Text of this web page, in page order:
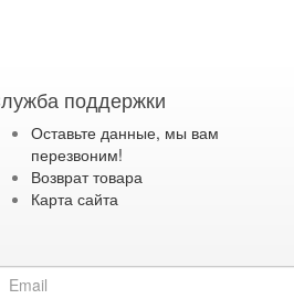
поддержки
Оставьте данные, мы вам
перезвоним!
Возврат товара
Карта сайта